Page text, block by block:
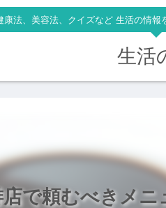
法、美容法、クイズなど 生活の情
生活
で頼むべきメニ